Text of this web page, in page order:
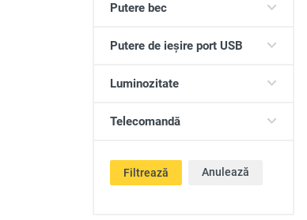
Putere bec
Putere de ieșire port USB
Luminozitate
Telecomandă
Filtrează Anulează